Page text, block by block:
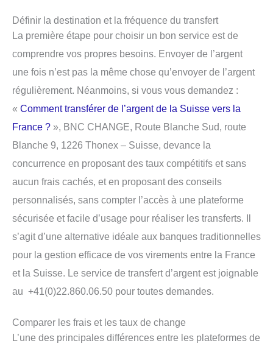
Définir la destination et la fréquence du transfert
La première étape pour choisir un bon service est de
comprendre vos propres besoins. Envoyer de l’argent
une fois n’est pas la même chose qu’envoyer de l’argent
régulièrement. Néanmoins, si vous vous demandez :
« Comment transférer de l’argent de la Suisse vers la
France ? », BNC CHANGE, Route Blanche Sud, route
Blanche 9, 1226 Thonex – Suisse, devance la
concurrence en proposant des taux compétitifs et sans
aucun frais cachés, et en proposant des conseils
personnalisés, sans compter l’accès à une plateforme
sécurisée et facile d’usage pour réaliser les transferts. Il
s’agit d’une alternative idéale aux banques traditionnelles
pour la gestion efficace de vos virements entre la France
et la Suisse. Le service de transfert d’argent est joignable
au +41(0)22.860.06.50 pour toutes demandes.
Comparer les frais et les taux de change
L’une des principales différences entre les plateformes de